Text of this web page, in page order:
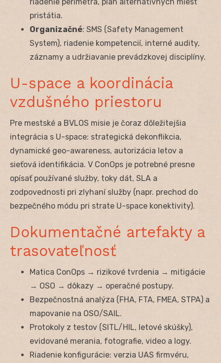
pristátia.
Organizačné: SMS (Safety Management
System), riadenie kompetencií, interné audity,
záznamy a udržiavanie prevádzkovej disciplíny.
U-space a koordinácia
vzdušného priestoru
Pre mestské a BVLOS misie je čoraz dôležitejšia
integrácia s U-space: strategická dekonflikcia,
dynamické geo-awareness, autorizácia letov a
sieťová identifikácia. V ConOps je potrebné presne
opísať používané služby, toky dát, SLA a
zodpovednosti pri zlyhaní služby (napr. prechod do
bezpečného módu pri strate U-space konektivity).
Dokumentačné artefakty a
trasovateľnosť
Matica ConOps → rizikové tvrdenia → mitigácie
→ OSO → dôkazy → operačné postupy.
Bezpečnostná analýza (FHA, FTA, FMEA, STPA) a
mapovanie na OSO/SAIL.
Protokoly z testov (SITL/HIL, letové skúšky),
evidované merania, fotografie, video a logy.
Riadenie konfigurácie: verzia UAS firmvéru,